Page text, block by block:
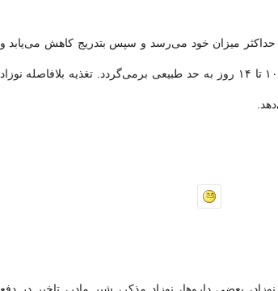
و به حداکثر میزان خود می‌رسد و سپس بتدریج کاهش می‌یابد و
در روز پنجم تا هفتم و پس از ۱۰ تا ۱۴ روز به حد طبیعی برمی‌گردد. تغذیه بلافاصله نوزاد